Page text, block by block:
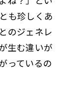
も珍しくあ
のジェネレ
生む違いが
っているの